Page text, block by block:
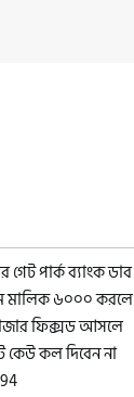
পার্ক ব্যাংক ডাব
মালিক ৬০০০ করলে
ফিক্সড আসলে
কেউ কল দিবেন না